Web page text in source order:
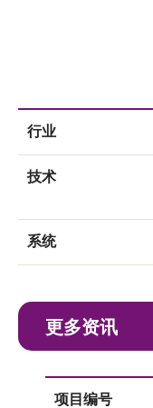
会籍
行业
技术
系统
更多资讯
项目编号